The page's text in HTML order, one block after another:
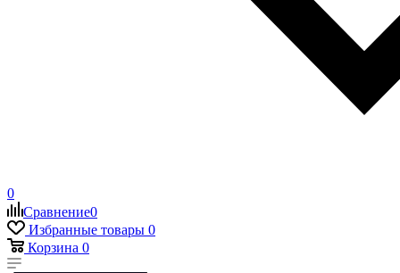
0
Сравнение0
Избранные товары 0
Корзина 0